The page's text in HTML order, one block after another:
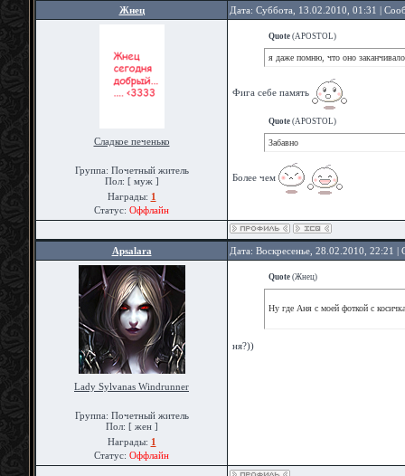
Жнец Дата: Суббота, 13.02.2010, 01:31 |
Сладкое печенько
Группа: Почетный житель
Пол: [ муж ]
Награды: 1
Статус: Оффлайн
Quote (APOSTOL)
я даже помню, что оно заканчивало
Фига себе память
Quote (APOSTOL)
Забавно
Более чем
Apsalara Дата: Воскресенье, 28.02.2010, 22:21
Lady Sylvanas Windrunner
Группа: Почетный житель
Пол: [ жен ]
Награды: 1
Статус: Оффлайн
Quote (Жнец)
Ну где Аня с моей фоткой с
ня?))